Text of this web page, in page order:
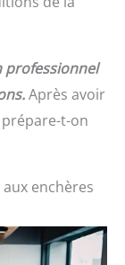
professionnel
Après avoir
t-on
enchères